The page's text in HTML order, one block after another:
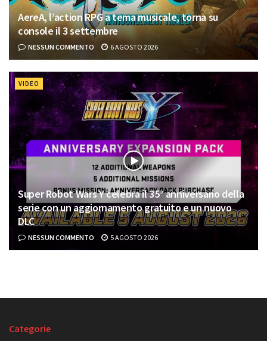
AereA, l’action RPG a tema musicale, torna su
console il 3 settembre
NESSUN COMMENTO 6 AGOSTO 2026
VIDEO
Super Robot Wars Y celebra il 35° anniversario della
serie con un aggiornamento gratuito e un nuovo
DLC
NESSUN COMMENTO 5 AGOSTO 2026
Categorie